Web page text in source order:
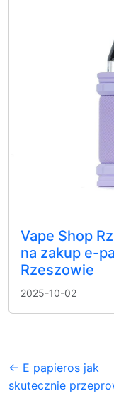
Vape Shop
na zakup e-
Rzeszowie
2025-10-02
← E papieros jak
skutecznie